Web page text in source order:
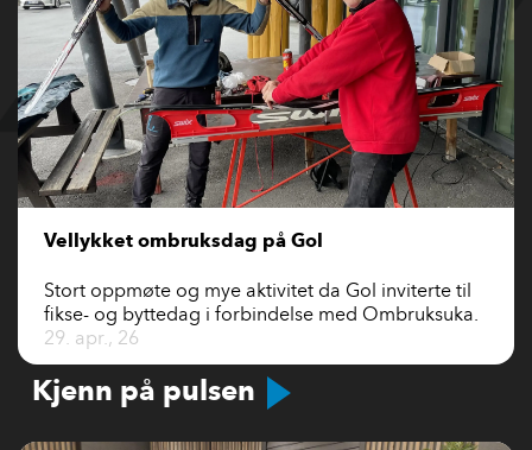
Vellykket ombruksdag på Gol
Stort oppmøte og mye aktivitet da Gol inviterte til
fikse- og byttedag i forbindelse med Ombruksuka.
29. apr., 26
Kjenn på pulsen